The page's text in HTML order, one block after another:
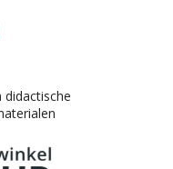
didactische